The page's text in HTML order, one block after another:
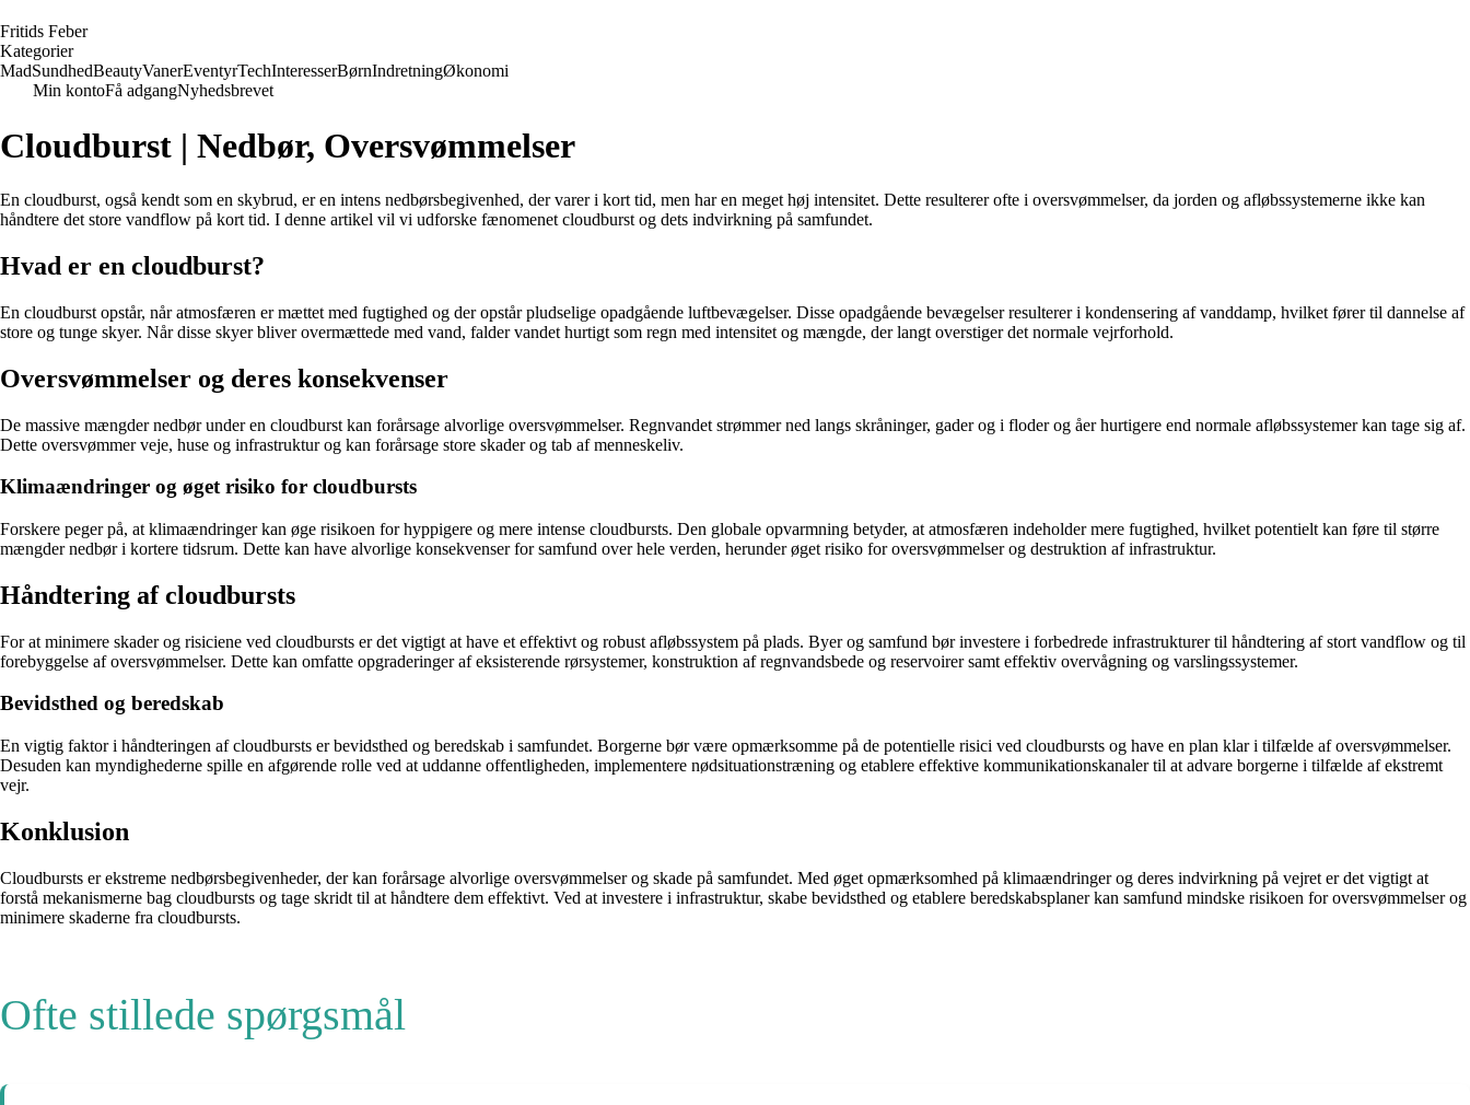
Fritids Feber
Kategorier
MadSundhedBeautyVanerEventyrTechInteresserBørnIndretningØkonomi
Min kontoFå adgangNyhedsbrevet
Cloudburst | Nedbør, Oversvømmelser
En cloudburst, også kendt som en skybrud, er en intens nedbørsbegivenhed, der varer i kort tid, men har en meget høj intensitet. Dette resulterer ofte i oversvømmelser, da jorden og afløbssystemerne ikke kan
håndtere det store vandflow på kort tid. I denne artikel vil vi udforske fænomenet cloudburst og dets indvirkning på samfundet.
Hvad er en cloudburst?
En cloudburst opstår, når atmosfæren er mættet med fugtighed og der opstår pludselige opadgående luftbevægelser. Disse opadgående bevægelser resulterer i kondensering af vanddamp, hvilket fører til dannelse af
store og tunge skyer. Når disse skyer bliver overmættede med vand, falder vandet hurtigt som regn med intensitet og mængde, der langt overstiger det normale vejrforhold.
Oversvømmelser og deres konsekvenser
De massive mængder nedbør under en cloudburst kan forårsage alvorlige oversvømmelser. Regnvandet strømmer ned langs skråninger, gader og i floder og åer hurtigere end normale afløbssystemer kan tage sig af.
Dette oversvømmer veje, huse og infrastruktur og kan forårsage store skader og tab af menneskeliv.
Klimaændringer og øget risiko for cloudbursts
Forskere peger på, at klimaændringer kan øge risikoen for hyppigere og mere intense cloudbursts. Den globale opvarmning betyder, at atmosfæren indeholder mere fugtighed, hvilket potentielt kan føre til større
mængder nedbør i kortere tidsrum. Dette kan have alvorlige konsekvenser for samfund over hele verden, herunder øget risiko for oversvømmelser og destruktion af infrastruktur.
Håndtering af cloudbursts
For at minimere skader og risiciene ved cloudbursts er det vigtigt at have et effektivt og robust afløbssystem på plads. Byer og samfund bør investere i forbedrede infrastrukturer til håndtering af stort vandflow og til
forebyggelse af oversvømmelser. Dette kan omfatte opgraderinger af eksisterende rørsystemer, konstruktion af regnvandsbede og reservoirer samt effektiv overvågning og varslingssystemer.
Bevidsthed og beredskab
En vigtig faktor i håndteringen af cloudbursts er bevidsthed og beredskab i samfundet. Borgerne bør være opmærksomme på de potentielle risici ved cloudbursts og have en plan klar i tilfælde af oversvømmelser.
Desuden kan myndighederne spille en afgørende rolle ved at uddanne offentligheden, implementere nødsituationstræning og etablere effektive kommunikationskanaler til at advare borgerne i tilfælde af ekstremt
vejr.
Konklusion
Cloudbursts er ekstreme nedbørsbegivenheder, der kan forårsage alvorlige oversvømmelser og skade på samfundet. Med øget opmærksomhed på klimaændringer og deres indvirkning på vejret er det vigtigt at
forstå mekanismerne bag cloudbursts og tage skridt til at håndtere dem effektivt. Ved at investere i infrastruktur, skabe bevidsthed og etablere beredskabsplaner kan samfund mindske risikoen for oversvømmelser og
minimere skaderne fra cloudbursts.
Ofte stillede spørgsmål